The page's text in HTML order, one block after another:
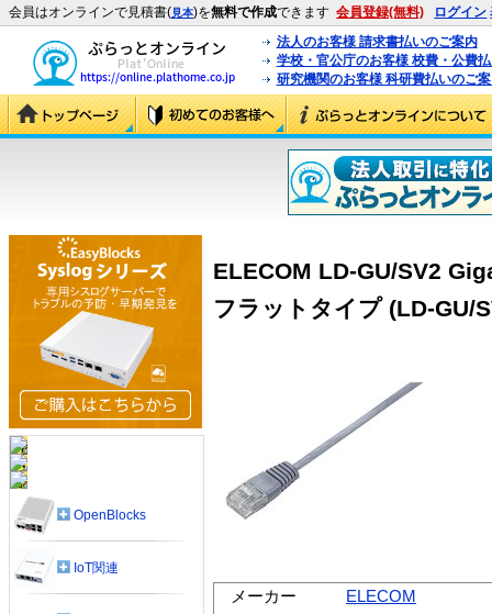
会員はオンラインで見積書(見本)を無料で作成できます 会員登録(無料) ログイン
法人のお客様 請求書払いのご案内
学校・官公庁のお客様 校費・公費
研究機関のお客様 科研費払いのご
ELECOM LD-GU/SV2
フラットタイプ (LD-GU/
メーカー
ELECOM
OpenBlocks
IoT関連